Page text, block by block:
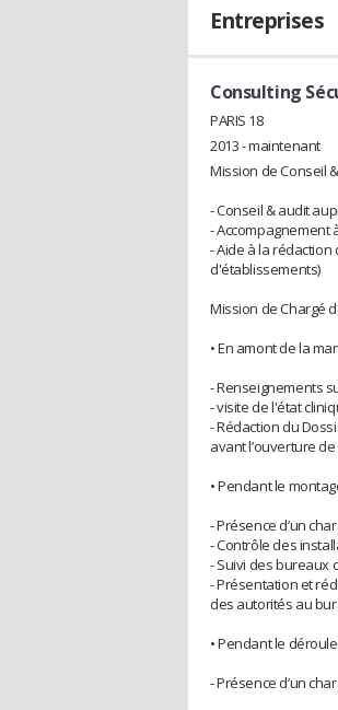
Entreprises
Consulting
PARIS 18
2013 - maintenant
Mission de Conseil
- Conseil & audit
- Accompagnement
- Aide à la
d'établissements)
Mission de Chargé
• En amont de la
- Renseignements
- visite de l'état
- Rédaction du
avant l’ouverture
• Pendant le
- Présence d’un
- Contrôle des
- Suivi des bureaux
- Présentation et
des autorités au
• Pendant le
- Présence d’un